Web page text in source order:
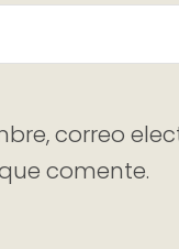
correo
comente.